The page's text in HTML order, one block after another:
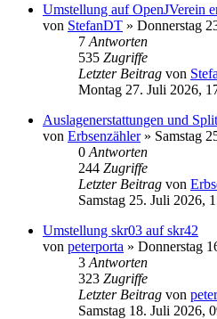
Umstellung auf OpenJVerein
von StefanDT » Donnerstag
7 Antworten
535 Zugriffe
Letzter Beitrag von
Montag 27. Juli 2026,
Auslagenerstattungen und
von Erbsenzähler» Samstag
0 Antworten
244 Zugriffe
Letzter Beitrag von
Samstag 25. Juli 2026,
Umstellung skr03 auf skr42
von peterporta » Donnerstag
3 Antworten
323 Zugriffe
Letzter Beitrag von
Samstag 18. Juli 2026,